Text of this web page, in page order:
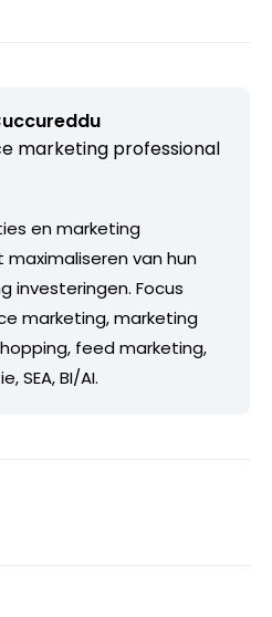
marketing professional
en marketing
van hun
investeringen. Focus
marketing, marketing
feed marketing,
SEA, BI/AI.